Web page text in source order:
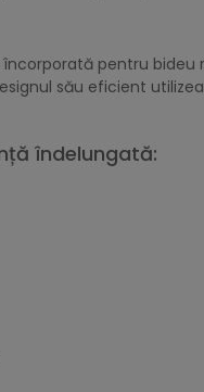
pentru
său eficient
îndelungată: